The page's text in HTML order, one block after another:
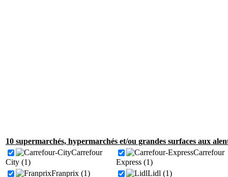
10 supermarchés, hypermarchés et/ou grandes surfaces aux
Carrefour
City (1)
Carrefour
Express (1)
Franprix (1)
Lidl (1)